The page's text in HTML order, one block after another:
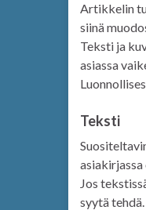
Artikkelin
siinä
Teksti ja
asiassa
Teksti
asiakirjassa
Jos
syytä